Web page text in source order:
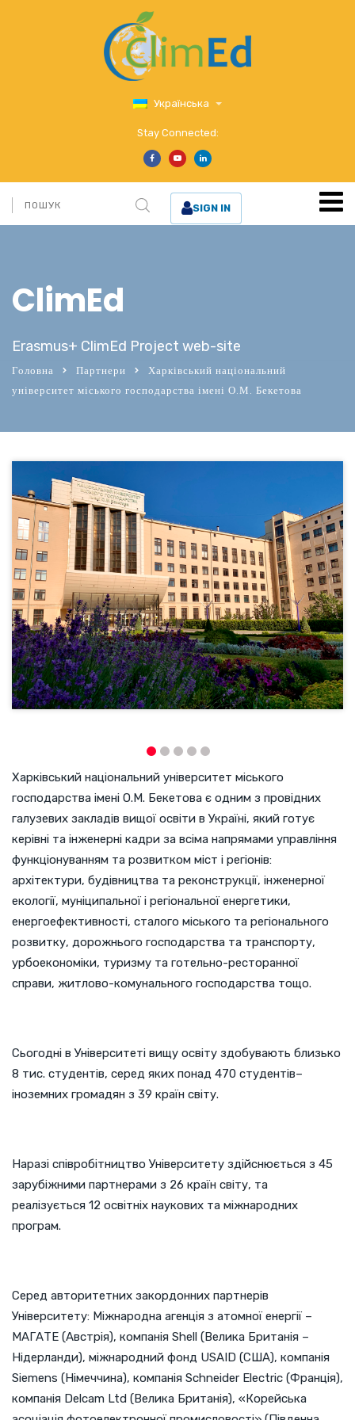
Українська
Stay Connected:
SIGN IN
ClimEd
Erasmus+ ClimEd Project web-site
Головна Партнери
Харківський національний
університет міського господарства імені О.М. Бекетова
Харківський національний університет міського
господарства імені О.М. Бекетова є одним з провідних
галузевих закладів вищої освіти в Україні, який готує
керівні та інженерні кадри за всіма напрямами управління
функціонуванням та розвитком міст і регіонів:
архітектури, будівництва та реконструкції, інженерної
екології, муніципальної і регіональної енергетики,
енергоефективності, сталого міського та регіонального
розвитку, дорожнього господарства та транспорту,
урбоекономіки, туризму та готельно-ресторанної
справи, житлово-комунального господарства тощо.
Сьогодні в Університеті вищу освіту здобувають близько
8 тис. студентів, серед яких понад 470 студентів–
іноземних громадян з 39 країн світу.
Наразі співробітництво Університету здійснюється з 45
зарубіжними партнерами з 26 країн світу, та
реалізується 12 освітніх наукових та міжнародних
програм.
Серед авторитетних закордонних партнерів
Університету: Міжнародна агенція з атомної енергії –
МАГАТЕ (Австрія), компанія Shell (Велика Британія –
Нідерланди), міжнародний фонд USAID (США), компанія
Siemens (Німеччина), компанія Schneider Electric (Франція),
компанія Delcam Ltd (Велика Британія), «Корейська